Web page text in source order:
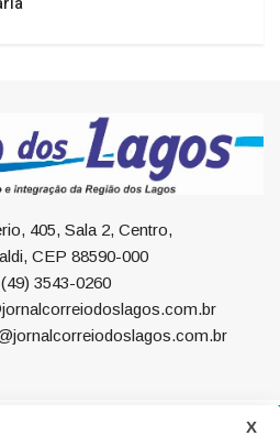
405, Sala 2, Centro,
CEP 88590-000
3543-0260